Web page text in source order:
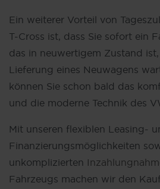
Ein weiterer Vorteil von
T-Cross ist, dass Sie sofort ein
das in neuwertigem Zustand
Lieferung eines Neuwagens
können Sie schon bald das
und die moderne Technik des
Mit unseren flexiblen Leasing-
Finanzierungsmöglichkeiten
unkomplizierten
Fahrzeugs machen wir den